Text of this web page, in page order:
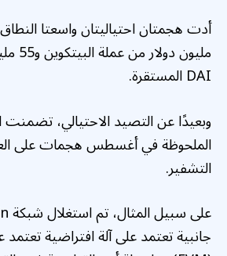
DAI المستقرة.
وبعيدًا عن التصيد الاحتيالي، تضمنت
الملحوظة في أغسطس هجمات على
التشفير.
جانبية تعتمد على آلة افتراضية تعتمد